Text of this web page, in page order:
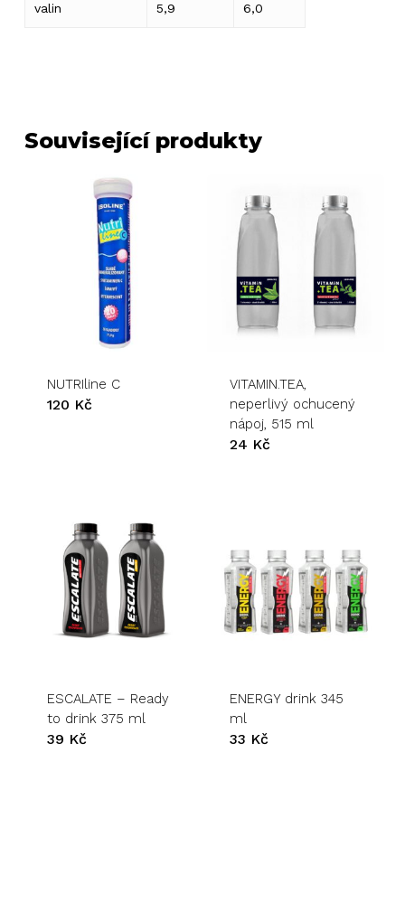
valin 5,9 6,0
Související produkty
NUTRIline C
120 Kč
VITAMIN.TEA,
neperlivý ochucený
nápoj, 515 ml
24 Kč
ESCALATE – Ready
to drink 375 ml
39 Kč
ENERGY drink 345
ml
33 Kč